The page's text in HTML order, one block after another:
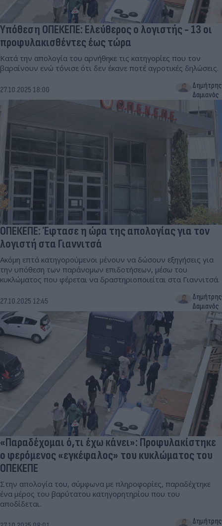
Υπόθεση ΟΠΕΚΕΠΕ: Ελεύθερος ο λογιστής - 13 οι
προφυλακισθέντες έως τώρα
Κατά την απολογία του αρνήθηκε τις κατηγορίες που τον
βαραίνουν ενώ τόνισε ότι δεν έκανε ποτέ αγροτικές δηλώσεις.
27.10.2025 18:00
Δημήτρης
Δαμιανός
ΟΠΕΚΕΠΕ: Έφτασε η ώρα της απολογίας για τον
λογιστή στα Γιαννιτσά
Ακόμη επτά κατηγορούμενοι μένουν να δώσουν εξηγήσεις για
την υπόθεση των παράνομων επιδοτήσεων, μέσω του
κυκλώματος που φέρεται να δραστηριοποιείται στα Γιαννιτσά.
27.10.2025 12:45
Δημήτρης
Δαμιανός
«Παραδέχομαι ό,τι έχω κάνει»: Προφυλακίστηκε
ο φερόμενος «εγκέφαλος» του κυκλώματος του
ΟΠΕΚΕΠΕ
Στην απολογία του, σύμφωνα με πληροφορίες, παραδέχτηκε
ένα μέρος του βαρύτατου κατηγορητηρίου που του
αποδίδεται.
Δημήτρης